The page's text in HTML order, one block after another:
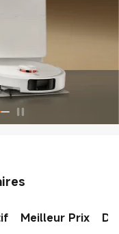
Meilleur Prix